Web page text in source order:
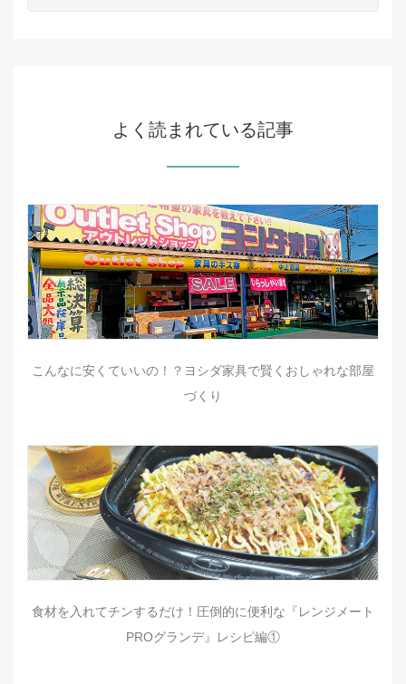
よく読まれている記事
こんなに安くていいの！？ヨシダ家具で賢くおしゃれな部屋
づくり
食材を入れてチンするだけ！圧倒的に便利な『レンジメート
PROグランデ』レシピ編①